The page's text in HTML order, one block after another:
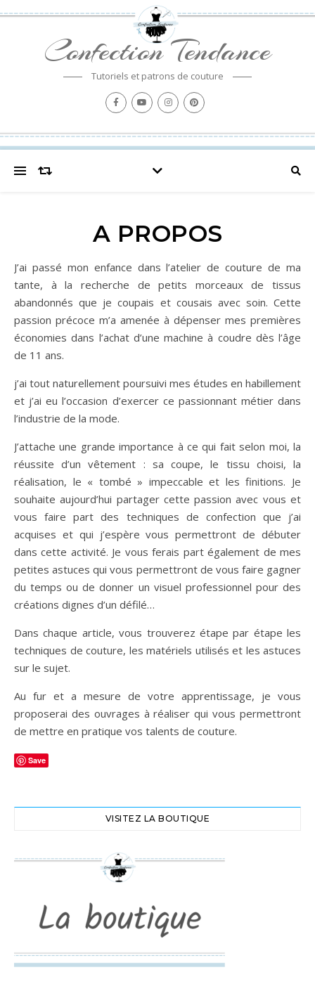
Confection Tendance
Tutoriels et patrons de couture
A PROPOS
J’ai passé mon enfance dans l’atelier de couture de ma
tante, à la recherche de petits morceaux de tissus
abandonnés que je coupais et cousais avec soin. Cette
passion précoce m’a amenée à dépenser mes premières
économies dans l’achat d’une machine à coudre dès l’âge
de 11 ans.
j’ai tout naturellement poursuivi mes études en habillement
et j’ai eu l’occasion d’exercer ce passionnant métier dans
l’industrie de la mode.
J’attache une grande importance à ce qui fait selon moi, la
réussite d’un vêtement : sa coupe, le tissu choisi, la
réalisation, le « tombé » impeccable et les finitions. Je
souhaite aujourd’hui partager cette passion avec vous et
vous faire part des techniques de confection que j’ai
acquises et qui j’espère vous permettront de débuter
dans cette activité. Je vous ferais part également de mes
petites astuces qui vous permettront de vous faire gagner
du temps ou de donner un visuel professionnel pour des
créations dignes d’un défilé…
Dans chaque article, vous trouverez étape par étape les
techniques de couture, les matériels utilisés et les astuces
sur le sujet.
Au fur et a mesure de votre apprentissage, je vous
proposerai des ouvrages à réaliser qui vous permettront
de mettre en pratique vos talents de couture.
Save
VISITEZ LA BOUTIQUE